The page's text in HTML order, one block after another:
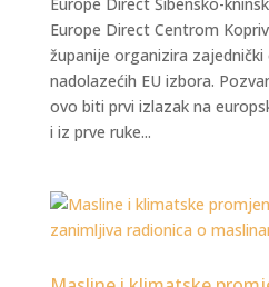
Europe Direct Centrom
županije organizira
nadolazećih EU izbora.
ovo biti prvi izlazak na
i iz prve ruke...